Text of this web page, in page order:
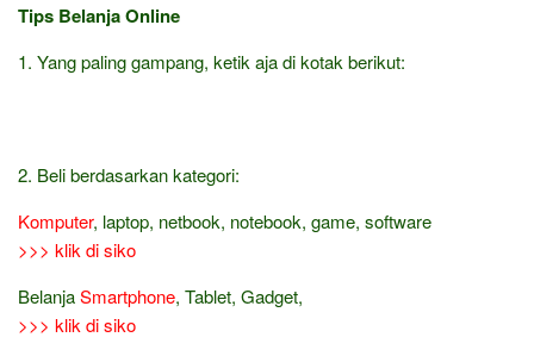
Tips Belanja Online
1. Yang paling gampang, ketik aja di kotak berikut:
2. Beli berdasarkan kategori:
Komputer, laptop, netbook, notebook, game, software
>>> klik di siko
BelanjaSmartphone, Tablet, Gadget,
>>> klik di siko